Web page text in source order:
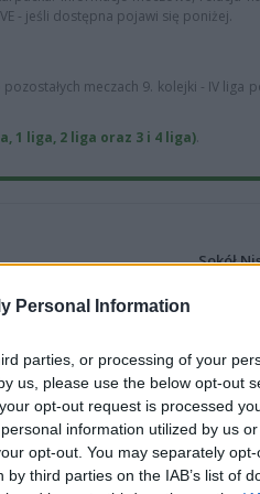
Personal Information
parties, or processing of your
us, please use the below opt-out
opt-out request is processed
information utilized by us
opt-out. You may separately
third parties on the IAB’s list of
- jeśli dostępna pojawi się poniżej.
meczach 9. kolejki - IV liga
1 liga, 2 liga oraz 3 i 4 liga).
Sokół